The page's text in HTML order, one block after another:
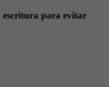
escritura para evitar